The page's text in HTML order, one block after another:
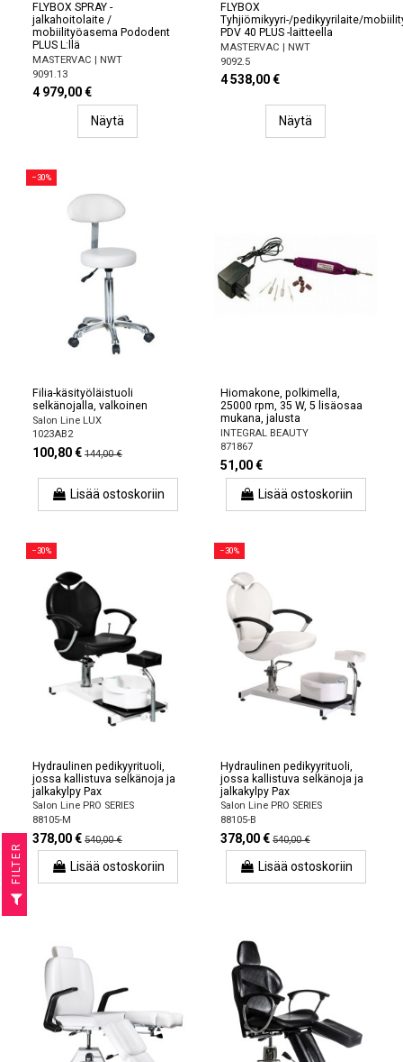
FLYBOX SPRAY -
jalkahoitolaite /
mobiilityöasema Pododent
PLUS L:llä
MASTERVAC | NWT
9091.13
4 979,00 €
Näytä
FLYBOX
Tyhjiömikyyri-/pedikyyrilaite/
PDV 40 PLUS -laitteella
MASTERVAC | NWT
9092.5
4 538,00 €
Näytä
−30%
Filia-käsityöläistuoli
selkänojalla, valkoinen
Salon Line LUX
1023AB2
100,80 € 144,00 €
Lisää ostoskoriin
Hiomakone, polkimella,
25000 rpm, 35 W, 5 lisäosaa
mukana, jalusta
INTEGRAL BEAUTY
871867
51,00 €
Lisää ostoskoriin
−30%
Hydraulinen pedikyyrituoli,
jossa kallistuva selkänoja ja
jalkakylpy Pax
Salon Line PRO SERIES
88105-M
378,00 € 540,00 €
Lisää ostoskoriin
−30%
Hydraulinen pedikyyrituoli,
jossa kallistuva selkänoja ja
jalkakylpy Pax
Salon Line PRO SERIES
88105-B
378,00 € 540,00 €
Lisää ostoskoriin
R